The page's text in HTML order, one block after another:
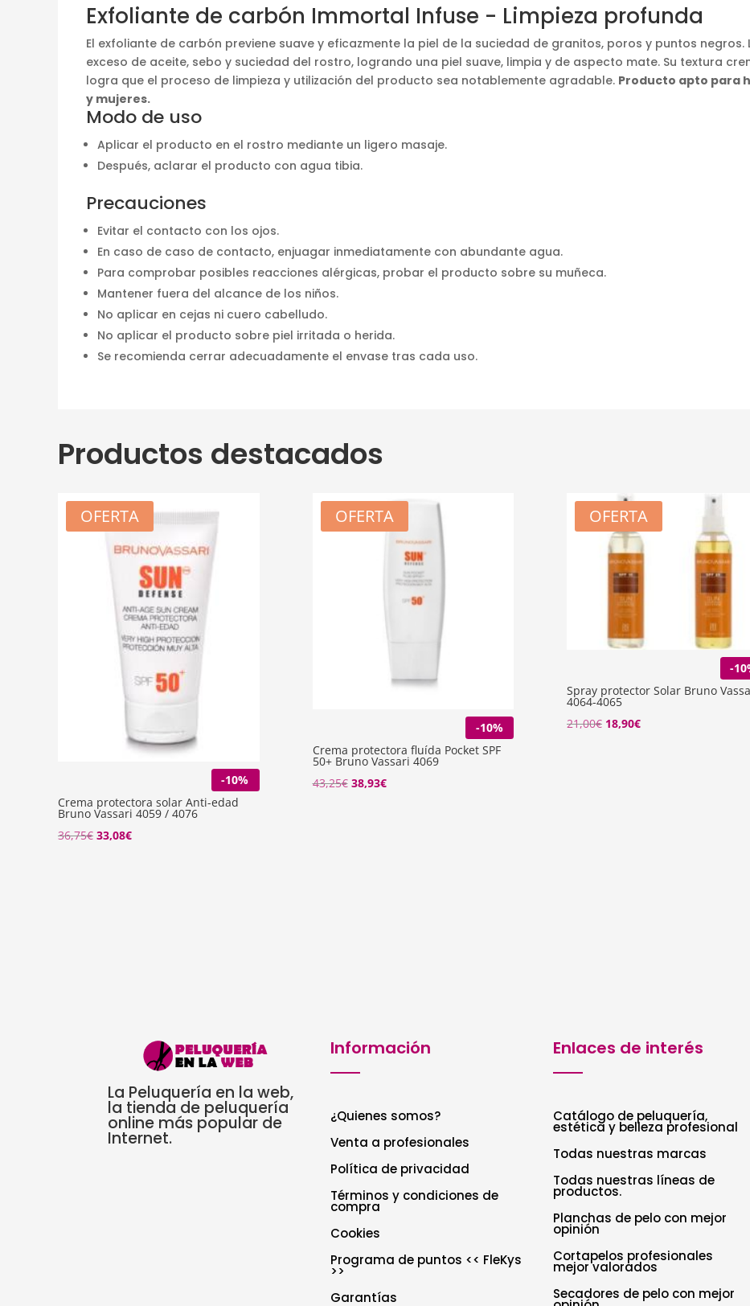
Exfoliante de carbón Immortal Infuse - Limpieza profunda
El exfoliante de carbón previene suave y eficazmente la piel de la suciedad de granitos, poros y puntos negros.
exceso de aceite, sebo y suciedad del rostro, logrando una piel suave, limpia y de aspecto mate. Su textura
logra que el proceso de limpieza y utilización del producto sea notablemente agradable. Producto apto para
y mujeres.
Modo de uso
Aplicar el producto en el rostro mediante un ligero masaje.
Después, aclarar el producto con agua tibia.
Precauciones
Evitar el contacto con los ojos.
En caso de caso de contacto, enjuagar inmediatamente con abundante agua.
Para comprobar posibles reacciones alérgicas, probar el producto sobre su muñeca.
Mantener fuera del alcance de los niños.
No aplicar en cejas ni cuero cabelludo.
No aplicar el producto sobre piel irritada o herida.
Se recomienda cerrar adecuadamente el envase tras cada uso.
Productos destacados
OFERTA
-10%
Crema protectora solar Anti-edad
Bruno Vassari 4059 / 4076
36,75€ El
33,08€El
OFERTA
-10%
Crema protectora fluída Pocket SPF
50+ Bruno Vassari 4069
43,25€ El
38,93€El
OFERTA
-
Spray protector Solar Bruno
4064-4065
21,00€ El
18,90€El
La Peluquería en la web,
la tienda de peluquería
online más popular de
Internet.
Información
¿Quienes somos?
Venta a profesionales
Política de privacidad
Términos y condiciones de
compra
Cookies
Programa de puntos << FleKys
>>
Garantías
Enlaces de interés
Catálogo de peluquería,
estética y belleza profesional
Todas nuestras marcas
Todas nuestras líneas de
productos.
Planchas de pelo con mejor
opinión
Cortapelos profesionales
mejor valorados
Secadores de pelo con mejor